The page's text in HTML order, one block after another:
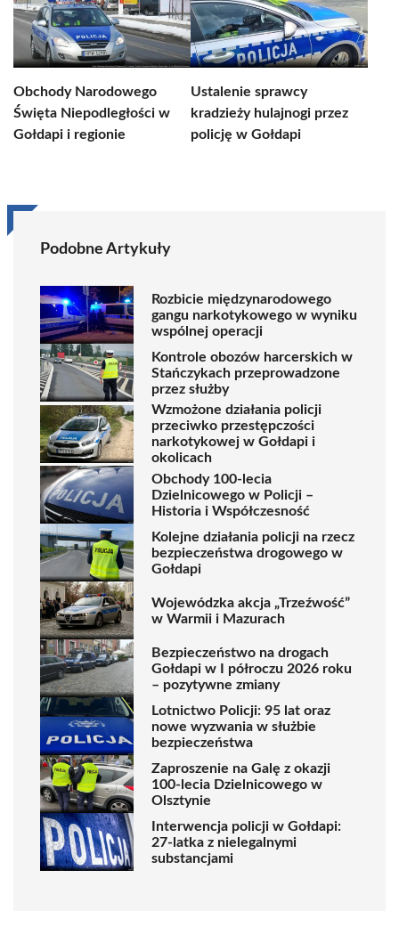
Obchody Narodowego
Święta Niepodległości w
Gołdapi i regionie
Ustalenie sprawcy
kradzieży hulajnogi przez
policję w Gołdapi
Podobne Artykuły
Rozbicie międzynarodowego
gangu narkotykowego w wyniku
wspólnej operacji
Kontrole obozów harcerskich w
Stańczykach przeprowadzone
przez służby
Wzmożone działania policji
przeciwko przestępczości
narkotykowej w Gołdapi i
okolicach
Obchody 100-lecia
Dzielnicowego w Policji –
Historia i Współczesność
Kolejne działania policji na rzecz
bezpieczeństwa drogowego w
Gołdapi
Wojewódzka akcja „Trzeźwość”
w Warmii i Mazurach
Bezpieczeństwo na drogach
Gołdapi w I półroczu 2026 roku
– pozytywne zmiany
Lotnictwo Policji: 95 lat oraz
nowe wyzwania w służbie
bezpieczeństwa
Zaproszenie na Galę z okazji
100-lecia Dzielnicowego w
Olsztynie
Interwencja policji w Gołdapi:
27-latka z nielegalnymi
substancjami